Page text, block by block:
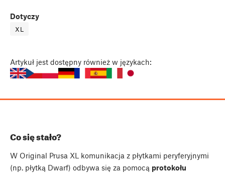
Dotyczy
XL
Artykuł jest dostępny również w językach:
Co się stało?
W Original Prusa XL komunikacja z płytkami peryferyjnymi
(np. płytką Dwarf) odbywa się za pomocą protokołu